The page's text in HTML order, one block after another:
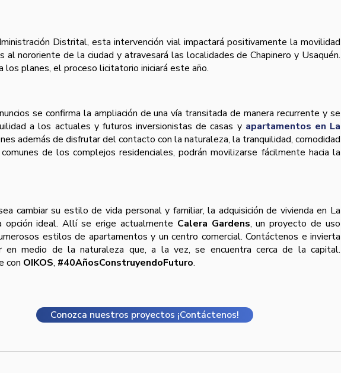
Distrital, esta intervención vial impactará positivamente la movilidad
al nororiente de la ciudad y atravesará las localidades de Chapinero y Usaquén.
los planes, el proceso licitatorio iniciará este año.
se confirma la ampliación de una vía transitada de manera recurrente y se
a los actuales y futuros inversionistas de casas y apartamentos en La
además de disfrutar del contacto con la naturaleza, la tranquilidad, comodidad
de los complejos residenciales, podrán movilizarse fácilmente hacia la
cambiar su estilo de vida personal y familiar, la adquisición de vivienda en La
opción ideal. Allí se erige actualmente Calera Gardens, un proyecto de uso
estilos de apartamentos y un centro comercial. Contáctenos e invierta
en medio de la naturaleza que, a la vez, se encuentra cerca de la capital.
con OIKOS, #40AñosConstruyendoFuturo.
Conozca nuestros proyectos ¡Contáctenos!